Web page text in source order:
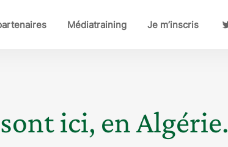
Médiatraining Je m’inscris
ici, en Algérie.